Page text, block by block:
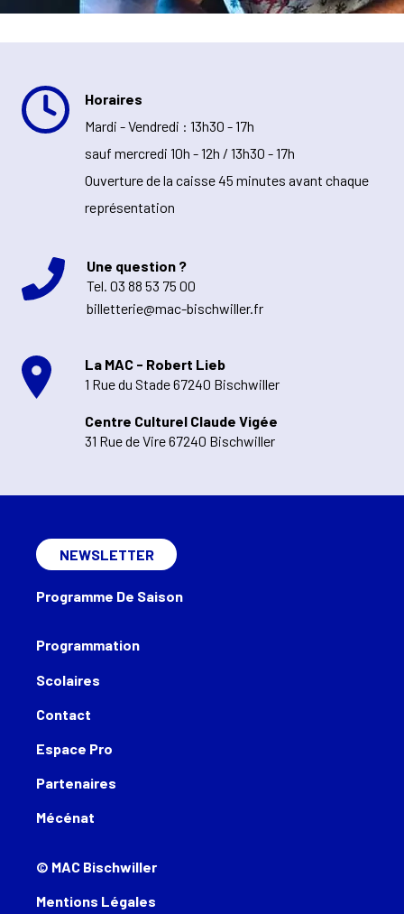
Horaires
Mardi - Vendredi : 13h30 - 17h
sauf mercredi 10h - 12h / 13h30 - 17h
Ouverture de la caisse 45 minutes avant chaque
représentation
Une question ?
Tel. 03 88 53 75 00
billetterie@mac-bischwiller.fr
La MAC - Robert Lieb
1 Rue du Stade 67240 Bischwiller
Centre Culturel Claude Vigée
31 Rue de Vire 67240 Bischwiller
Programmation
Scolaires
Contact
Espace Pro
Partenaires
Mécénat
NEWSLETTER
Programme De Saison
© MAC Bischwiller
Mentions Légales